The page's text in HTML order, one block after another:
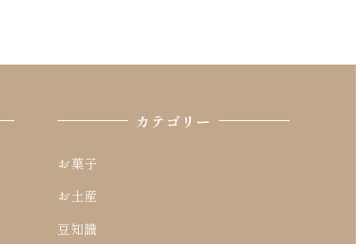
カテゴリー
お菓子
お土産
豆知識